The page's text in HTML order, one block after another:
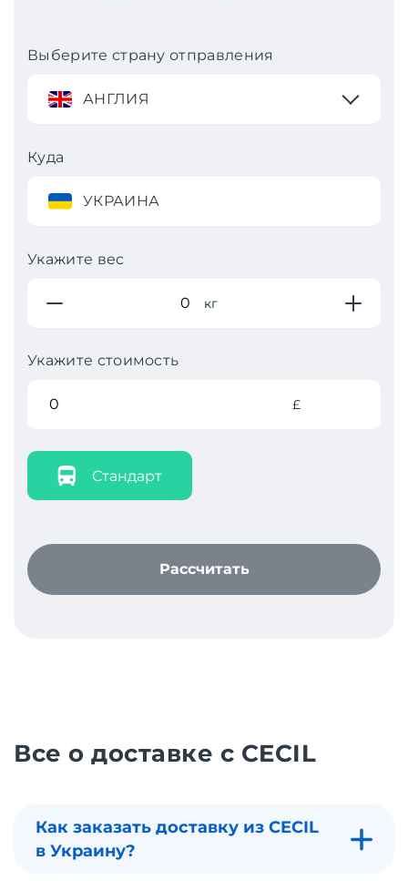
Выберите страну отправления
АНГЛИЯ
Куда
УКРАИНА
Укажите вес
кг
Укажите стоимость
£
Стандарт
Рассчитать
Все о доставке с CECIL
Как заказать доставку из CECIL
в Украину?